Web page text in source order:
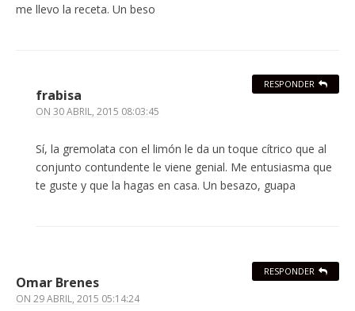
me llevo la receta. Un beso
frabisa
ON 30 ABRIL, 2015 08:03:45
Sí, la gremolata con el limón le da un toque cítrico que al
conjunto contundente le viene genial. Me entusiasma que
te guste y que la hagas en casa. Un besazo, guapa
RESPONDER
Omar Brenes
ON 29 ABRIL, 2015 05:14:24
RESPONDER